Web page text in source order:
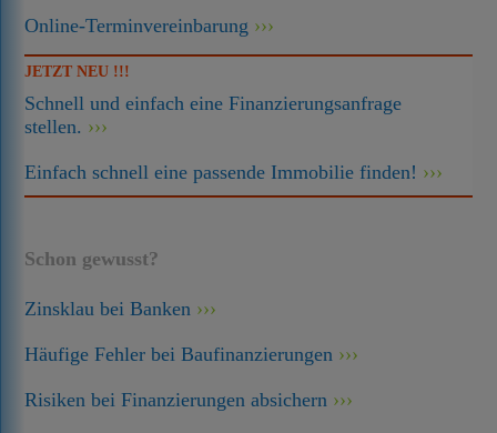
Online-Terminvereinbarung
JETZT NEU !!!
Schnell und einfach eine Finanzierungsanfrage
stellen.
Einfach schnell eine passende Immobilie finden!
Schon gewusst?
Zinsklau bei Banken
Häufige Fehler bei Baufinanzierungen
Risiken bei Finanzierungen absichern